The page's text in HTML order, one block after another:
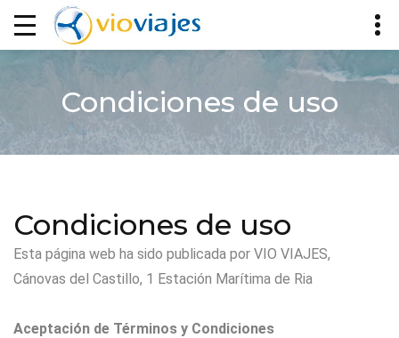
Condiciones de uso
Condiciones de uso
Esta página web ha sido publicada por VIO VIAJES,
Cánovas del Castillo, 1 Estación Marítima de Ria
Aceptación de Términos y Condiciones